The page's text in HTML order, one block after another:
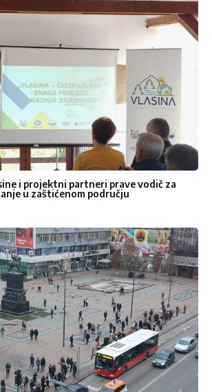
Kontakt
Pišite nam
bismo da čujemo Vaše
poruku popunjavanjem
ispod, javićemo vam se
uskoro .
i projektni partneri prave vodič za
u zaštićenom području